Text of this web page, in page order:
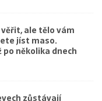
ale tělo vám
jíst maso.
několika dnech
zůstávají